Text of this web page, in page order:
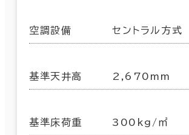
空調設備 セントラル方式
基準天井高 2,670mm
基準床荷重 300kg/㎡